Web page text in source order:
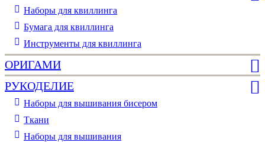
Наборы для квиллинга
Бумага для квиллинга
Инструменты для квиллинга
ОРИГАМИ
РУКОДЕЛИЕ
Наборы для вышивания бисером
Ткани
Наборы для вышивания